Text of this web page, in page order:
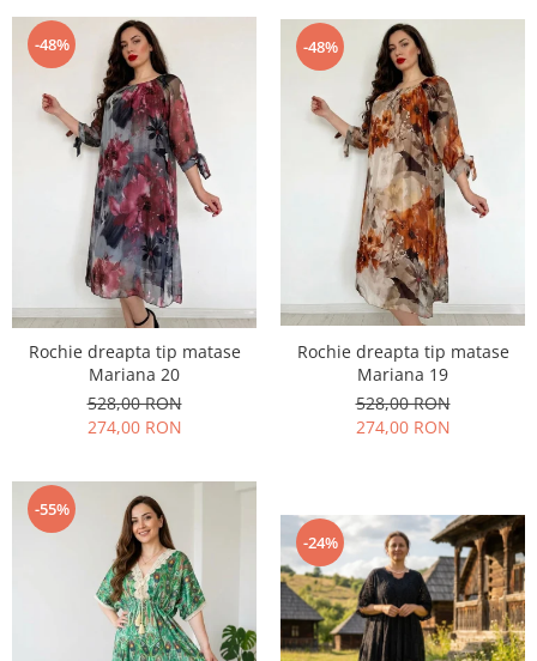
-48%
Rochie dreapta tip matase
Mariana 20
528,00 RON
274,00 RON
-48%
Rochie dreapta tip matase
Mariana 19
528,00 RON
274,00 RON
-55%
-24%